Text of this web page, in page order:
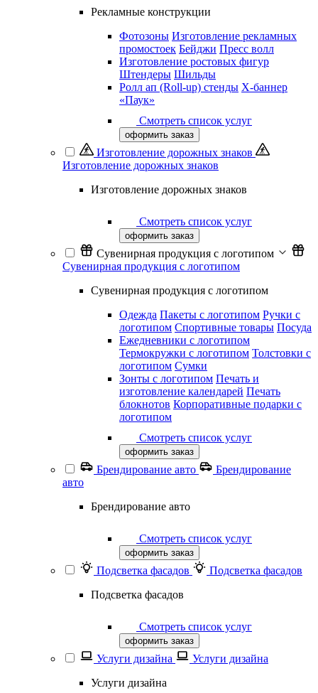
Рекламные конструкции
Фотозоны Изготовление рекламных
промостоек Бейджи Пресс волл
Изготовление ростовых фигур
Штендеры Шильды
Ролл ап (Roll-up) стенды Х-баннер
«Паук»
Смотреть список услуг
оформить заказ
Изготовление дорожных знаков
Изготовление дорожных знаков
Изготовление дорожных знаков
Смотреть список услуг
оформить заказ
Сувенирная продукция с логотипом
Сувенирная продукция с логотипом
Сувенирная продукция с логотипом
Одежда Пакеты с логотипом Ручки с
логотипом Спортивные товары Посуда
Ежедневники с логотипом
Термокружки с логотипом Толстовки с
логотипом Сумки
Зонты с логотипом Печать и
изготовление календарей Печать
блокнотов Корпоративные подарки с
логотипом
Смотреть список услуг
оформить заказ
Брендирование авто
Брендирование
авто
Брендирование авто
Смотреть список услуг
оформить заказ
Подсветка фасадов
Подсветка фасадов
Подсветка фасадов
Смотреть список услуг
оформить заказ
Услуги дизайна
Услуги дизайна
Услуги дизайна